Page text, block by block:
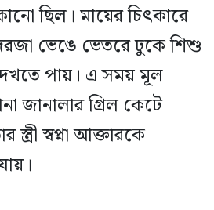
ছিল। মায়ের চিৎকারে
ভেঙে ভেতরে ঢুকে শিশু
পায়। এ সময় মূল
জানালার গ্রিল কেটে
স্বপ্না আক্তারকে